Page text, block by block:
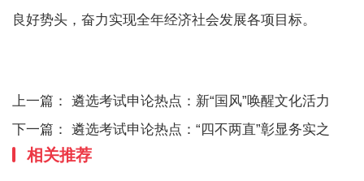
良好势头，奋力实现全年经济社会发展各项目标。
上一篇： 遴选考试申论热点：新“国风”唤醒文化活力
下一篇： 遴选考试申论热点：“四不两直”彰显务实之
相关推荐